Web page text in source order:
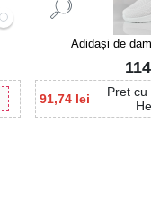
Adidași de
91,74 lei
Pret cu